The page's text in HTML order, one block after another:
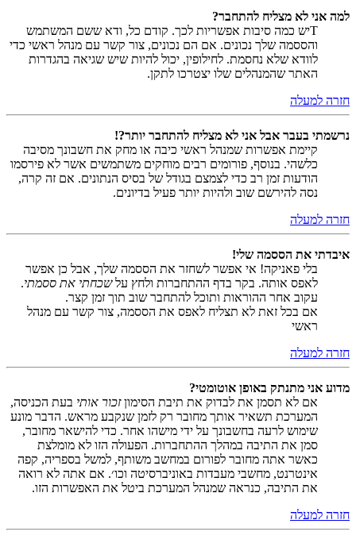
למה אני לא מצליח להתחבר?
Tיש כמה סיבות אפשריות לכך. קודם כל, ודא ששם המשתמש
והססמה שלך נכונים. אם הם נכונים, צור קשר עם מנהל ראשי כדי
לוודא שלא נחסמת. לחילופין, יכול להיות שיש שגיאה בהגדרות
האתר שהמנהלים שלו יצטרכו לתקן.
חזרה למעלה
נרשמתי בעבר אבל אני לא מצליח להתחבר יותר?!
קיימת אפשרות שמנהל ראשי כיבה או מחק את חשבונך מסיבה
כלשהי. בנוסף, פורומים רבים מוחקים משתמשים אשר לא פירסמו
הודעות זמן רב כדי לצמצם בגודל של בסיס הנתונים. אם זה קרה,
נסה להירשם שוב ולהיות יותר פעיל בדיונים.
חזרה למעלה
איבדתי את הססמה שלי!
בלי פאניקה! אי אפשר לשחזר את הססמה שלך, אבל כן אפשר
לאפס אותה. בקר בדף ההתחברות ולחץ עלשכחתי את ססמתי.
עקוב אחר ההוראות ותוכל להתחבר שוב תוך זמן קצר.
אם בכל זאת לא תצליח לאפס את הססמה, צור קשר עם מנהל
ראשי
חזרה למעלה
מדוע אני מתנתק באופן אוטומטי?
אם לא תסמן את לבדוק את תיבת הסימוןזכור אותי בעת הכניסה,
המערכת תשאיר אותך מחובר רק לזמן שנקבע מראש. הדבר מונע
שימוש לרעה בחשבונך על ידי מישהו אחר. כדי להישאר מחובר,
סמן את התיבה במהלך ההתחברות. הפעולה הזו לא מומלצת
כאשר אתה מחובר לפורום במחשב משותף, למשל בספריה, קפה
אינטרנט, מחשבי מעבדות באוניברסיטה וכו׳. אם אתה לא רואה
את התיבה, כנראה שמנהל המערכת ביטל את האפשרות הזו.
חזרה למעלה